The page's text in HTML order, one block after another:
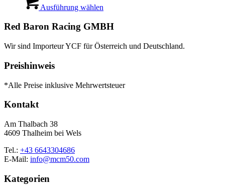
Ausführung wählen
mehrere
auf.
der
Red Baron Racing GMBH
Wir sind Importeur YCF für Österreich und Deutschland.
Preishinweis
*Alle Preise inklusive Mehrwertsteuer
Kontakt
Am Thalbach 38
4609 Thalheim bei Wels
Tel.: +43 6643304686
E-Mail: info@mcm50.com
Kategorien